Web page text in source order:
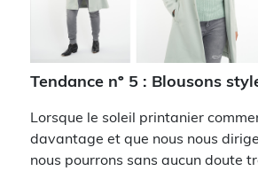
Tendance nº 5 : Blousons
Lorsque le soleil printanier
davantage et que nous nous
nous pourrons sans aucun doute